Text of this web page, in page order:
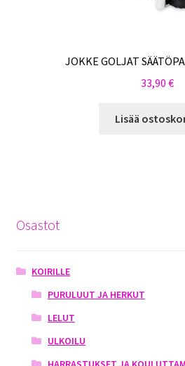
JOKKE GOLJAT
33,90 €
Lisää
Osastot
KOIRILLE
PURULUUT JA HERKUT
LELUT
ULKOILU